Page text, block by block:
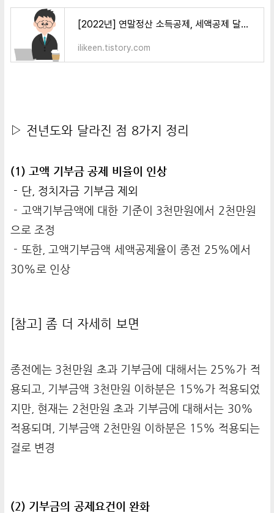
[2022년] 연말정산 소득공제, 세액공제 달라진 점
ilikeen.tistory.com
▷ 전년도와 달라진 점 8가지 정리
(1) 고액 기부금 공제 비율이 인상
- 단, 정치자금 기부금 제외
- 고액기부금액에 대한 기준이 3천만원에서 2천만원
으로 조정
- 또한, 고액기부금액 세액공제율이 종전 25%에서
30%로 인상
[참고] 좀 더 자세히 보면
종전에는 3천만원 초과 기부금에 대해서는 25%가 적
용되고, 기부금액 3천만원 이하분은 15%가 적용되었
지만, 현재는 2천만원 초과 기부금에 대해서는 30%
적용되며, 기부금액 2천만원 이하분은 15% 적용되는
걸로 변경
(2) 기부금의 공제요건이 완화